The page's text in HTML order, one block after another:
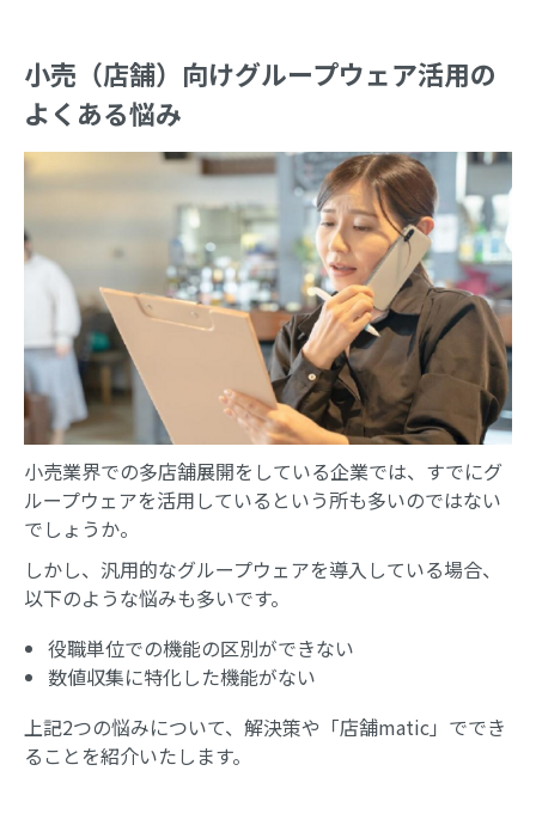
小売（店舗）向けグループウェア活用の
よくある悩み
小売業界での多店舗展開をしている企業では、すでにグ
ループウェアを活用しているという所も多いのではない
でしょうか。
しかし、汎用的なグループウェアを導入している場合、
以下のような悩みも多いです。
役職単位での機能の区別ができない
数値収集に特化した機能がない
上記2つの悩みについて、解決策や「店舗matic」ででき
ることを紹介いたします。